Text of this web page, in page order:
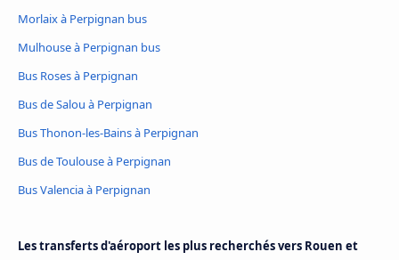
Morlaix à Perpignan bus
Mulhouse à Perpignan bus
Bus Roses à Perpignan
Bus de Salou à Perpignan
Bus Thonon-les-Bains à Perpignan
Bus de Toulouse à Perpignan
Bus Valencia à Perpignan
Les transferts d'aéroport les plus recherchés vers Rouen et